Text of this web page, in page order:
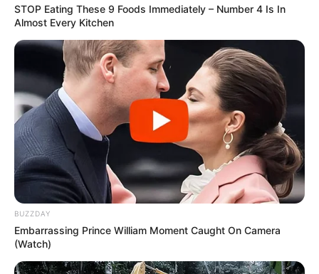
STOP Eating These 9 Foods Immediately – Number 4 Is In
Almost Every Kitchen
BUZZDAY
Embarrassing Prince William Moment Caught On Camera
(Watch)